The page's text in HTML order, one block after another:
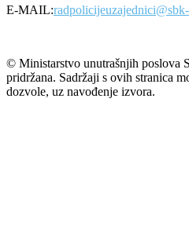
E-MAIL:
© Ministarstvo unutrašnjih poslova
pridržana. Sadržaji s ovih stranica
dozvole, uz navođenje izvora.